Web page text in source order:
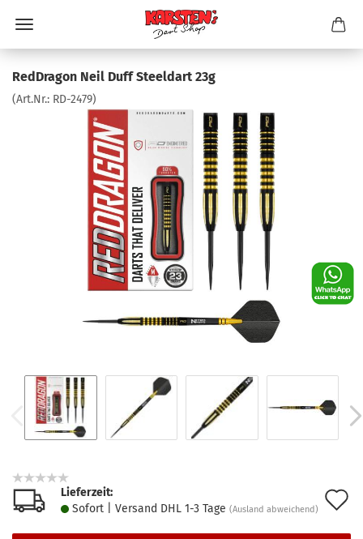
RedDragon Neil Duff Steeldart 23g
(Art.Nr.: RD-2479)
Lieferzeit:
Sofort | Versand DHL 1-3 Tage (Ausland abweichend)